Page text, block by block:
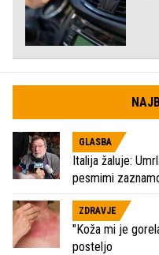
GLASBA
Italija žaluje:
pesmimi
ZDRAVJE
"Koža mi je
posteljo